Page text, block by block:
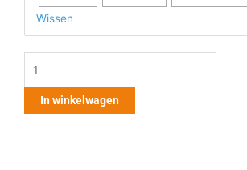
Wissen
In winkelwagen